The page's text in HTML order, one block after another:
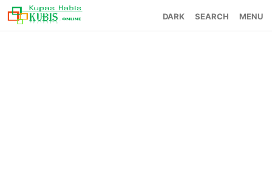
SEARCH MENU